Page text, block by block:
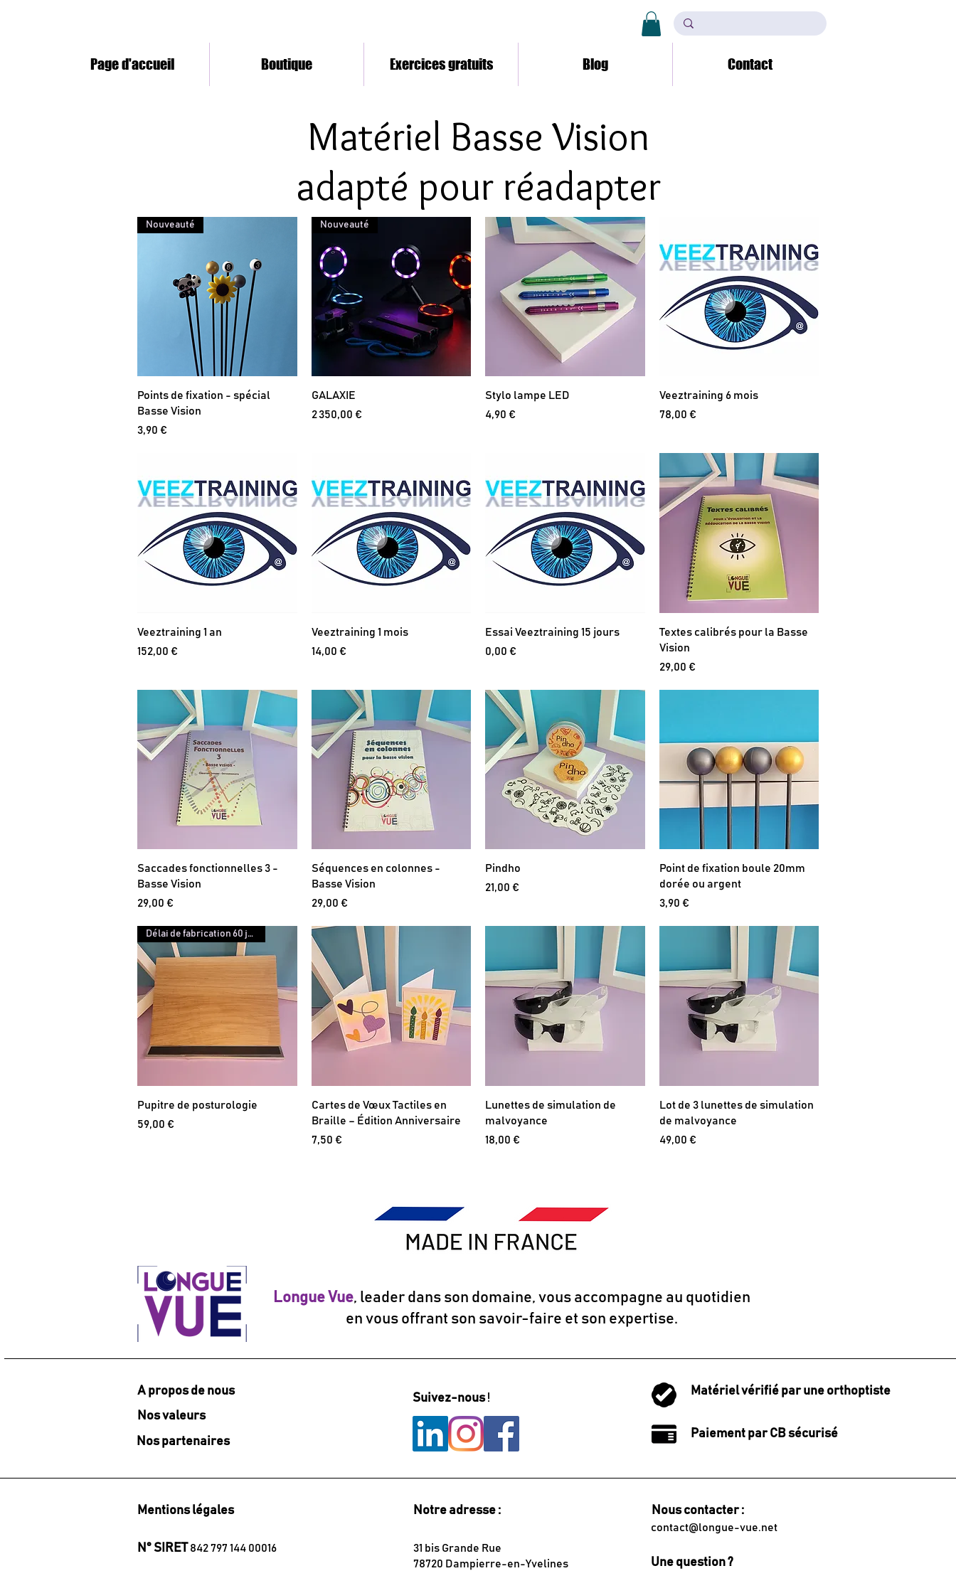
Page d'accueil Boutique Exercices gratuits Blog Contact
Matériel Basse Vision
adapté pour réadapter
Nouveauté
Points de fixation - spécial
Basse Vision
Prix
3,90 €
Nouveauté
GALAXIE
Prix
2 350,00 €
Stylo lampe LED
Prix
4,90 €
Veeztraining 6 mois
Prix
78,00 €
Veeztraining 1 an
Prix
152,00 €
Veeztraining 1 mois
Prix
14,00 €
Essai Veeztraining 15 jours
Prix
0,00 €
Textes calibrés pour la Basse
Vision
Prix
29,00 €
Saccades fonctionnelles 3 -
Basse Vision
Prix
29,00 €
Séquences en colonnes -
Basse Vision
Prix
29,00 €
Pindho
Prix
21,00 €
Point de fixation boule 20mm
dorée ou argent
Prix
3,90 €
Délai de fabrication 60 jours
Pupitre de posturologie
Prix
59,00 €
Cartes de Vœux Tactiles en
Braille – Édition Anniversaire
Prix
7,50 €
Lunettes de simulation de
malvoyance
Prix
18,00 €
Lot de 3 lunettes de simulation
de malvoyance
Prix
49,00 €
Longue Vue, leader dans son domaine, vous accompagne au quotidien
en vous offrant son savoir-faire et son expertise.
A propos de nous
Nos valeurs
Nos partenaires
Suivez-nous!
Matériel vérifié par une orthoptiste
Paiement par CB sécurisé
Mentions légales Notre adresse : Nous contacter :
contact@longue-vue.net
N° SIRET842 797 144 00016
31 bis Grande Rue
78720 Dampierre-en-Yvelines
Une question ?